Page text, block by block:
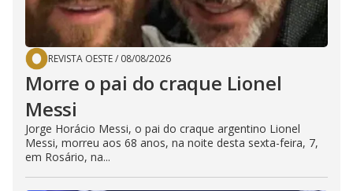
REVISTA OESTE/ 08/08/2026
Morre o pai do craque Lionel
Messi
Jorge Horácio Messi, o pai do craque argentino Lionel
Messi, morreu aos 68 anos, na noite desta sexta-feira, 7,
em Rosário, na...